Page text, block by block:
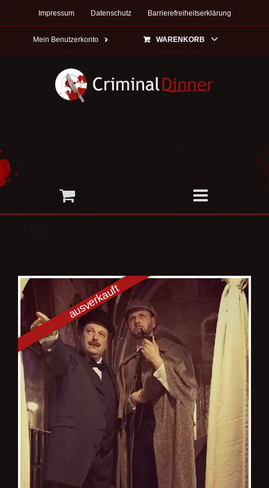
Impressum Datenschutz Barrierefreiheitserklärung
Mein Benutzerkonto WARENKORB